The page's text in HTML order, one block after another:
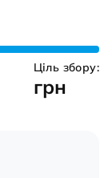
Ціль збору:
грн